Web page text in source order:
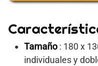
Tamaño: 180 x
individuales y